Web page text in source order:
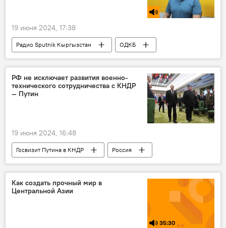
19 июня 2024, 17:38
Радио Sputnik Кыргызстан
ОДКБ
безопасность
угроза
Афганистан
Талибан
РФ не исключает развития военно-
технического сотрудничества с КНДР
— Путин
19 июня 2024, 16:48
Госвизит Путина в КНДР
Россия
Владимир Путин
КНДР
сотрудничество
Как создать прочный мир в
Центральной Азии
35:30